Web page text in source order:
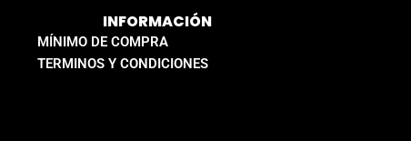
INFORMACIÓN
MÍNIMO DE COMPRA
TERMINOS Y CONDICIONES